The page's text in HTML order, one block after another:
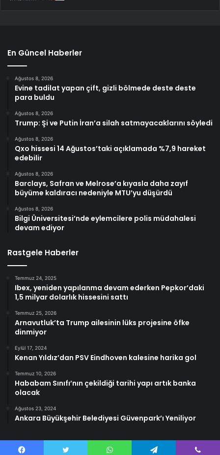
En Güncel Haberler
Ağustos 8, 2026
Evine tadilat yapan çift, gizli bölmede deste deste
para buldu
Ağustos 8, 2026
Trump: Şi ve Putin İran’a silah satmayacaklarını söyledi
Ağustos 8, 2026
Qxo hissesi 14 Ağustos’taki açıklamada %7,9 hareket
edebilir
Ağustos 8, 2026
Barclays, Safran ve Melrose’a kıyasla daha zayıf
büyüme kaldıracı nedeniyle MTU’yu düşürdü
Ağustos 8, 2026
Bilgi Üniversitesi’nde eylemcilere polis müdahalesi
devam ediyor
Rastgele Haberler
Temmuz 24, 2025
Ibex, yeniden yapılanma devam ederken Pepkor’daki
1,5 milyar dolarlık hissesini sattı
Temmuz 25, 2026
Arnavutluk’ta Trump ailesinin lüks projesine öfke
dinmiyor
Eylül 17, 2024
Kenan Yıldız’dan PSV Eindhoven kalesine harika gol
Temmuz 10, 2026
Hababam Sınıfı’nın çekildiği tarihi yapı artık banka
olacak
Ağustos 23, 2024
Ankara Büyükşehir Belediyesi Güvenpark’ı Yeniliyor